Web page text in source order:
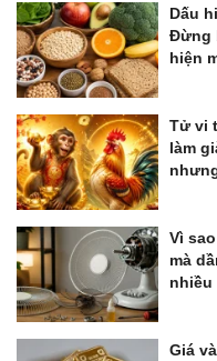
Dấu
Đừng
hiện
Tử vi
làm
Vì
mà
nhiều
Giá